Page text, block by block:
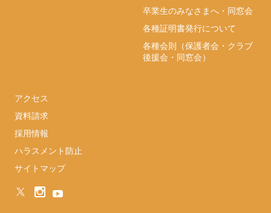
卒業生のみなさまへ・同窓会
各種証明書発行について
各種会則（保護者会・クラブ
後援会・同窓会）
アクセス
資料請求
採用情報
ハラスメント防止
サイトマップ